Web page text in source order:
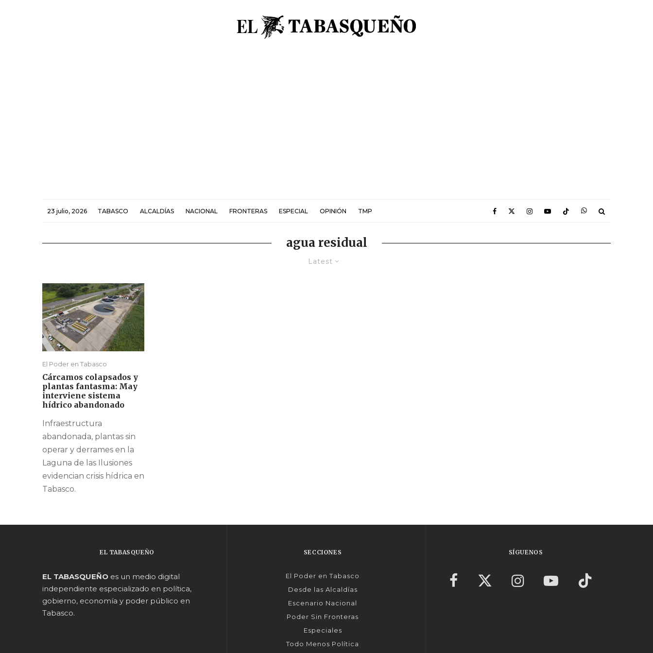
23 julio, 2026 TABASCO ALCALDÍAS NACIONAL FRONTERAS ESPECIAL OPINIÓN TMP
agua residual
Latest
El Poder en Tabasco
Cárcamos colapsados y
plantas fantasma: May
interviene sistema
hídrico abandonado
Infraestructura
abandonada, plantas sin
operar y derrames en la
Laguna de las Ilusiones
evidencian crisis hídrica en
Tabasco.
EL TABASQUEÑO
EL TABASQUEÑO es un medio digital
independiente especializado en política,
gobierno, economía y poder público en
Tabasco.
SECCIONES
El Poder en Tabasco
Desde las Alcaldías
Escenario Nacional
Poder Sin Fronteras
Especiales
Todo Menos Política
SÍGUENOS